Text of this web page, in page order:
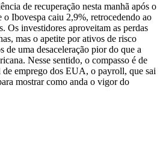
de recuperação nesta manhã após o
o Ibovespa caiu 2,9%, retrocedendo ao
Os investidores aproveitam as perdas
mas o apetite por ativos de risco
de uma desaceleração pior do que a
Nesse sentido, o compasso é de
emprego dos EUA, o payroll, que sai
mostrar como anda o vigor do